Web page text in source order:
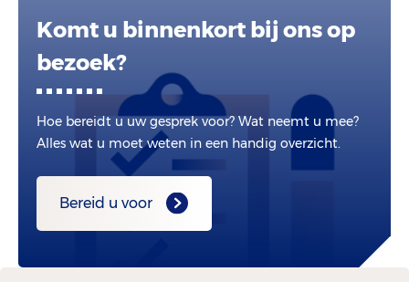
Komt u binnenkort bij ons op
bezoek?
Hoe bereidt u uw gesprek voor? Wat neemt u mee?
Alles wat u moet weten in een handig overzicht.
Bereid u voor